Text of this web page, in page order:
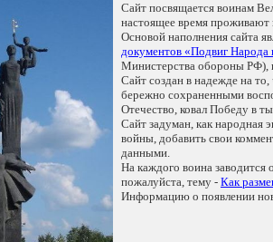
Сайт посвящается воинам
настоящее время проживают
Основой наполнения сайта
документов «Подвиг Народа
Министерства обороны РФ),
Сайт создан в надежде на
бережно сохраненными
Отечество, ковал Победу в
Сайт задуман, как
войны, добавить свои
данными.
На каждого воина
пожалуйста, тему - Как
Информацию о появлении